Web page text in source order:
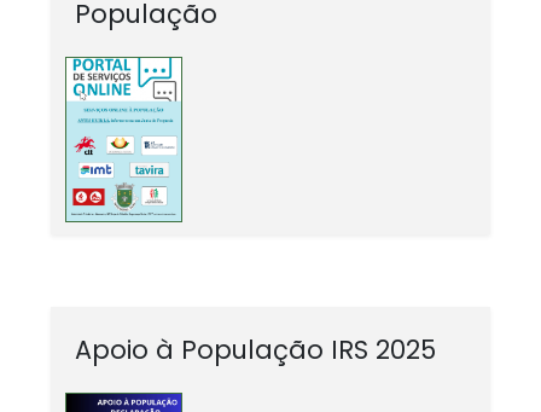
População
Apoio à População IRS 2025